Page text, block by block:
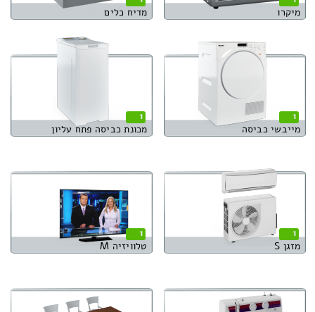
מיקרו מדיח כלים
1
מייבשי כביסה
1
מכונת כביסה פתח עליון
1
מזגן S
1
טלוויזיה M